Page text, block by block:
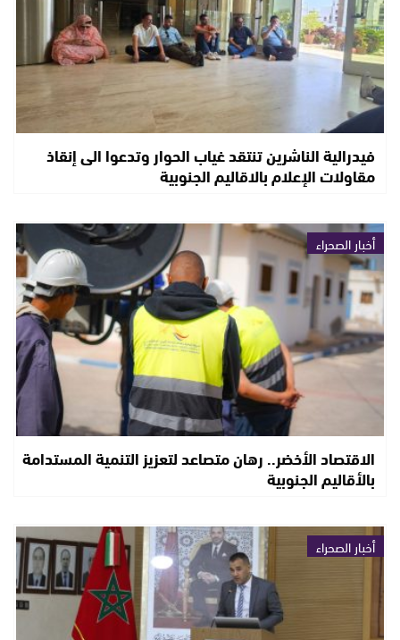
فيدرالية الناشرين تنتقد غياب الحوار وتدعوا الى إنقاذ
مقاولات الإعلام بالاقاليم الجنوبية
أخبار الصحراء
الاقتصاد الأخضر.. رهان متصاعد لتعزيز التنمية المستدامة
بالأقاليم الجنوبية
أخبار الصحراء